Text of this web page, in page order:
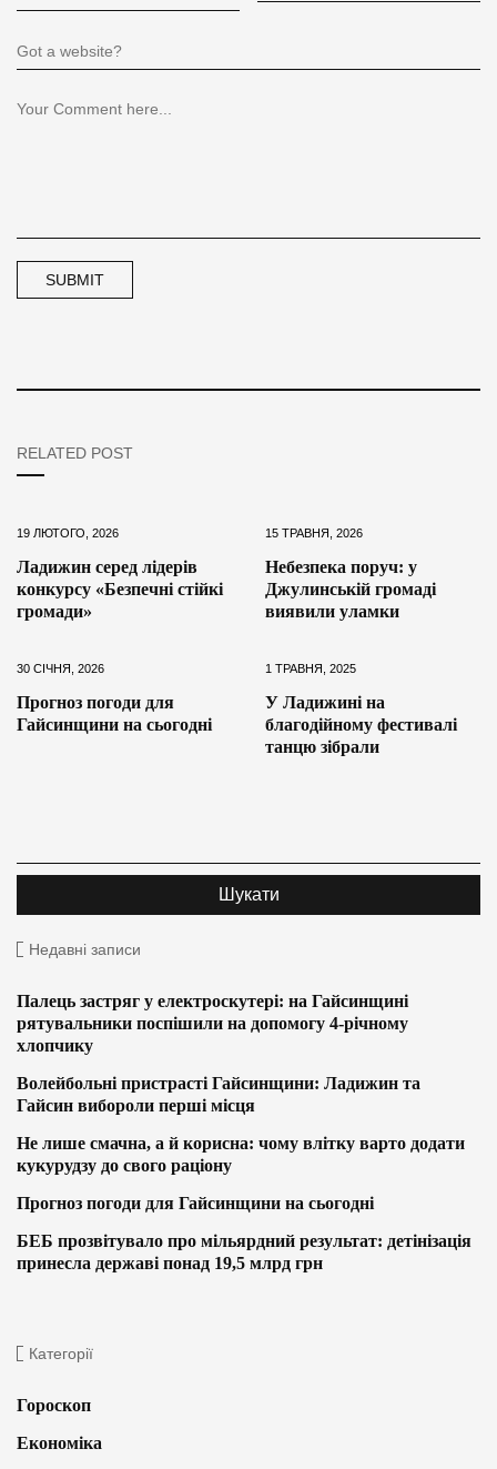
RELATED POST
19 ЛЮТОГО, 2026
Ладижин серед лідерів
конкурсу «Безпечні стійкі
громади»
15 ТРАВНЯ, 2026
Небезпека поруч: у
Джулинській громаді
виявили уламки
30 СІЧНЯ, 2026
Прогноз погоди для
Гайсинщини на сьогодні
1 ТРАВНЯ, 2025
У Ладижині на
благодійному фестивалі
танцю зібрали
Недавні записи
Палець застряг у електроскутері: на Гайсинщині
рятувальники поспішили на допомогу 4-річному
хлопчику
Волейбольні пристрасті Гайсинщини: Ладижин та
Гайсин вибороли перші місця
Не лише смачна, а й корисна: чому влітку варто додати
кукурудзу до свого раціону
Прогноз погоди для Гайсинщини на сьогодні
БЕБ прозвітувало про мільярдний результат: детінізація
принесла державі понад 19,5 млрд грн
Категорії
Гороскоп
Економіка